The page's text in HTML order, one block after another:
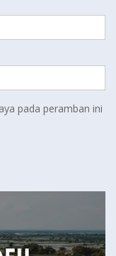
pada peramban ini